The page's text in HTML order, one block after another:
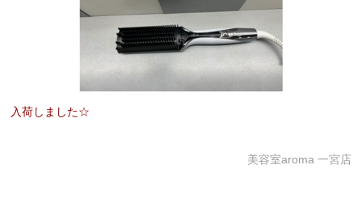
入荷しました☆
美容室aroma 一宮店